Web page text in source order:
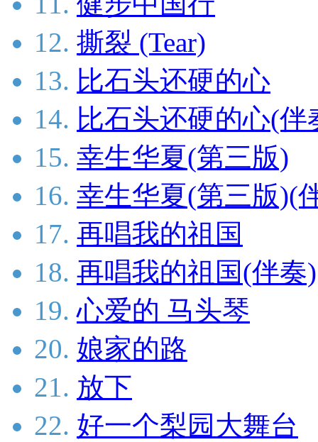
12. 撕裂 (Tear)
13. 比石头还硬的心
14. 比石头还硬的心(伴
15. 幸生华夏(第三版)
16. 幸生华夏(第三版)(
17. 再唱我的祖国
18. 再唱我的祖国(伴奏)
19. 心爱的 马头琴
20. 娘家的路
21. 放下
22. 好一个梨园大舞台